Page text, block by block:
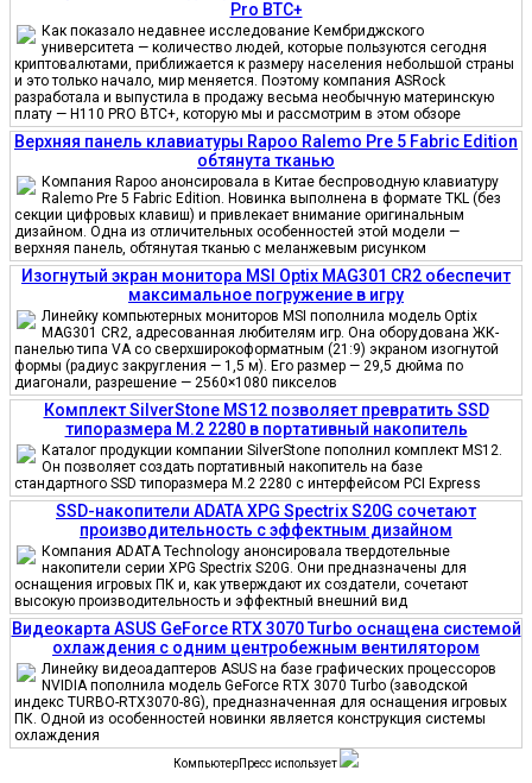
Pro BTC+
Как показало недавнее исследование Кембриджского
университета — количество людей, которые пользуются сегодня
криптовалютами, приближается к размеру населения небольшой страны
и это только начало, мир меняется. Поэтому компания ASRock
разработала и выпустила в продажу весьма необычную материнскую
плату — H110 PRO BTC+, которую мы и рассмотрим в этом обзоре
Верхняя панель клавиатуры Rapoo Ralemo Pre 5 Fabric Edition
обтянута тканью
Компания Rapoo анонсировала в Китае беспроводную клавиатуру
Ralemo Pre 5 Fabric Edition. Новинка выполнена в формате TKL (без
секции цифровых клавиш) и привлекает внимание оригинальным
дизайном. Одна из отличительных особенностей этой модели —
верхняя панель, обтянутая тканью с меланжевым рисунком
Изогнутый экран монитора MSI Optix MAG301 CR2 обеспечит
максимальное погружение в игру
Линейку компьютерных мониторов MSI пополнила модель Optix
MAG301 CR2, адресованная любителям игр. Она оборудована ЖК-
панелью типа VA со сверхширокоформатным (21:9) экраном изогнутой
формы (радиус закругления — 1,5 м). Его размер — 29,5 дюйма по
диагонали, разрешение — 2560×1080 пикселов
Комплект SilverStone MS12 позволяет превратить SSD
типоразмера M.2 2280 в портативный накопитель
Каталог продукции компании SilverStone пополнил комплект MS12.
Он позволяет создать портативный накопитель на базе
стандартного SSD типоразмера M.2 2280 с интерфейсом PCI Express
SSD-накопители ADATA XPG Spectrix S20G сочетают
производительность с эффектным дизайном
Компания ADATA Technology анонсировала твердотельные
накопители серии XPG Spectrix S20G. Они предназначены для
оснащения игровых ПК и, как утверждают их создатели, сочетают
высокую производительность и эффектный внешний вид
Видеокарта ASUS GeForce RTX 3070 Turbo оснащена системой
охлаждения с одним центробежным вентилятором
Линейку видеоадаптеров ASUS на базе графических процессоров
NVIDIA пополнила модель GeForce RTX 3070 Turbo (заводской
индекс TURBO-RTX3070-8G), предназначенная для оснащения игровых
ПК. Одной из особенностей новинки является конструкция системы
охлаждения
КомпьютерПресс использует